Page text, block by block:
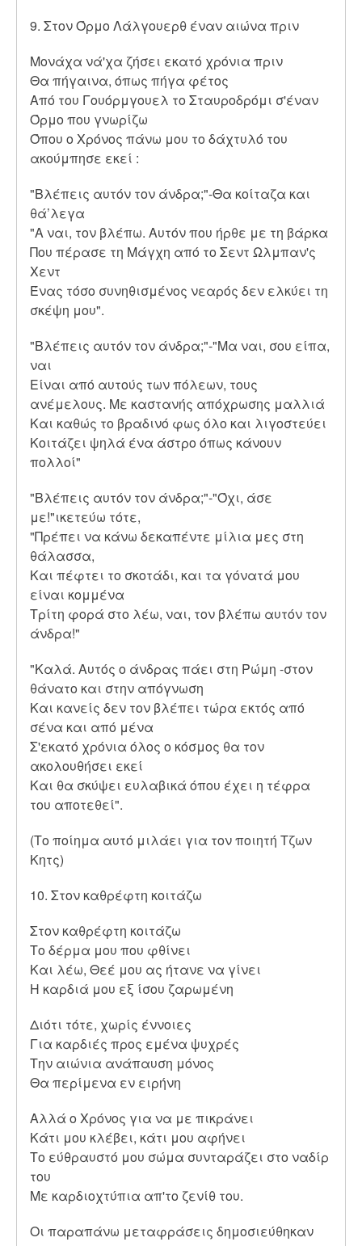
9. Στον Όρμο Λάλγουερθ έναν αιώνα πριν
Μονάχα νά'χα ζήσει εκατό χρόνια πριν
Θα πήγαινα, όπως πήγα φέτος
Από του Γουόρμγουελ το Σταυροδρόμι σ'έναν
Όρμο που γνωρίζω
Όπου ο Χρόνος πάνω μου το δάχτυλό του
ακούμπησε εκεί :
"Βλέπεις αυτόν τον άνδρα;"-Θα κοίταζα και
θά’λεγα
"Α ναι, τον βλέπω. Αυτόν που ήρθε με τη βάρκα
Που πέρασε τη Μάγχη από το Σεντ Ωλμπαν'ς
Χεντ
Ένας τόσο συνηθισμένος νεαρός δεν ελκύει τη
σκέψη μου".
"Βλέπεις αυτόν τον άνδρα;"-"Μα ναι, σου είπα,
ναι
Είναι από αυτούς των πόλεων, τους
ανέμελους. Με καστανής απόχρωσης μαλλιά
Και καθώς το βραδινό φως όλο και λιγοστεύει
Κοιτάζει ψηλά ένα άστρο όπως κάνουν
πολλοί"
"Βλέπεις αυτόν τον άνδρα;"-"Όχι, άσε
με!"ικετεύω τότε,
"Πρέπει να κάνω δεκαπέντε μίλια μες στη
θάλασσα,
Και πέφτει το σκοτάδι, και τα γόνατά μου
είναι κομμένα
Τρίτη φορά στο λέω, ναι, τον βλέπω αυτόν τον
άνδρα!"
"Καλά. Αυτός ο άνδρας πάει στη Ρώμη -στον
θάνατο και στην απόγνωση
Και κανείς δεν τον βλέπει τώρα εκτός από
σένα και από μένα
Σ'εκατό χρόνια όλος ο κόσμος θα τον
ακολουθήσει εκεί
Και θα σκύψει ευλαβικά όπου έχει η τέφρα
του αποτεθεί".
(Το ποίημα αυτό μιλάει για τον ποιητή Τζων
Κητς)
10. Στον καθρέφτη κοιτάζω
Στον καθρέφτη κοιτάζω
Το δέρμα μου που φθίνει
Και λέω, Θεέ μου ας ήτανε να γίνει
Η καρδιά μου εξ ίσου ζαρωμένη
Διότι τότε, χωρίς έννοιες
Για καρδιές προς εμένα ψυχρές
Την αιώνια ανάπαυση μόνος
Θα περίμενα εν ειρήνη
Αλλά ο Χρόνος για να με πικράνει
Κάτι μου κλέβει, κάτι μου αφήνει
Το εύθραυστό μου σώμα συνταράζει στο ναδίρ
του
Με καρδιοχτύπια απ'το ζενίθ του.
Οι παραπάνω μεταφράσεις δημοσιεύθηκαν